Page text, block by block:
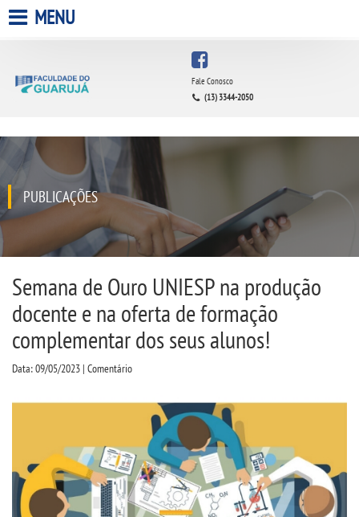
QUEM SOMOS
INFRAESTRUTURA
BIBLIOTECA
CPA
CPSA
PROUNI
CURSOS
BACHARELADOS
MENU
Fale Conosco
(13) 3344-2050
PUBLICAÇÕES
Semana de Ouro UNIESP na produção
docente e na oferta de formação
complementar dos seus alunos!
Data: 09/05/2023 | Comentário